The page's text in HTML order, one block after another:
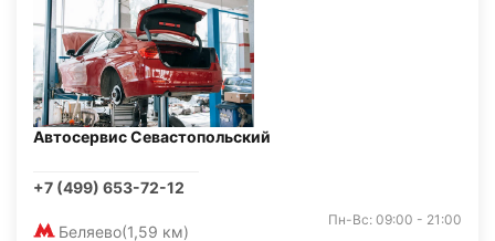
Автосервис Севастопольский
+7 (499) 653-72-12
Беляево(1,59 км)
Пн-Вс: 09:00 - 21:00